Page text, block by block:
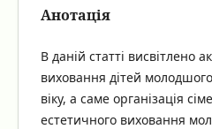
Анотація
В даній статті висвітлено
виховання дітей
віку, а саме організація
естетичного виховання